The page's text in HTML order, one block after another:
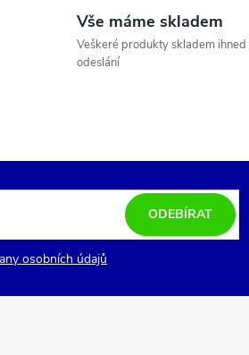
Vše máme skladem
Veškeré produkty skladem ihned
odeslání
osobních údajů
ODEBÍRAT